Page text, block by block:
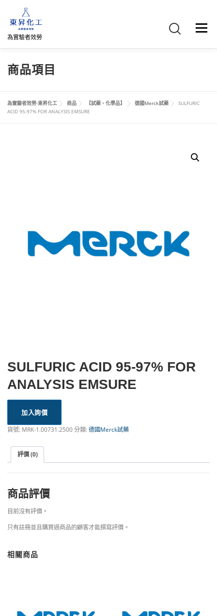
為實驗者效勞
選單
首頁 關於我們
網路商店 直購專區 詢價車、購物車/會員
商品項目
為實驗者效勞-東昇化工 商品 【試藥、化學品】 德國Merck試藥
SULFURIC
ACID 95-97% FOR ANALYSIS EMSURE
SULFURIC ACID 95-97% FOR
ANALYSIS EMSURE
加入詢價
貨號: MRK-1.00731.2500分類:德國Merck試藥
評價 (0)
商品評價
目前沒有評價。
只有註冊並且購買過商品的顧客才能撰寫評價。
相關商品